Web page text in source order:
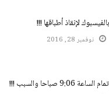
لإنقاذ أطباقها !!!
نوفمبر 28, 2016
والسبب !!!